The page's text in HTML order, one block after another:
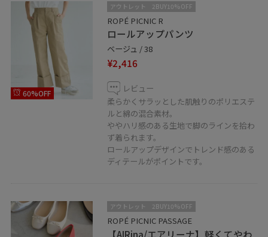
60%OFF
アウトレット 2BUY10%OFF
ROPÉ PICNIC R
ロールアップパンツ
ベージュ / 38
¥2,416
レビュー
柔らかくサラッとした肌触りのポリエステ
ルと綿の混合素材。
ややハリ感のある生地で脚のラインを拾わ
ず着られます。
ロールアップデザインでトレンド感のある
ディテールがポイントです。
アウトレット 2BUY10%OFF
ROPÉ PICNIC PASSAGE
【AIRina/エアリーナ】軽くてやわ